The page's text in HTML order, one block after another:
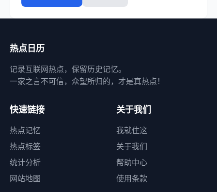
热点日历
记录互联网热点，保留历史记忆。
一家之言不可信，众望所归的，才是真热点！
快速链接
热点记忆
热点标签
统计分析
网站地图
关于我们
我就住这
关于我们
帮助中心
使用条款